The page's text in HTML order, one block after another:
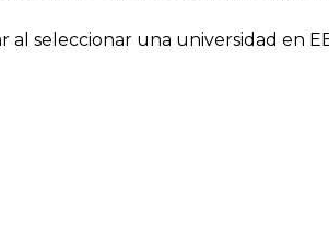
al seleccionar una universidad en